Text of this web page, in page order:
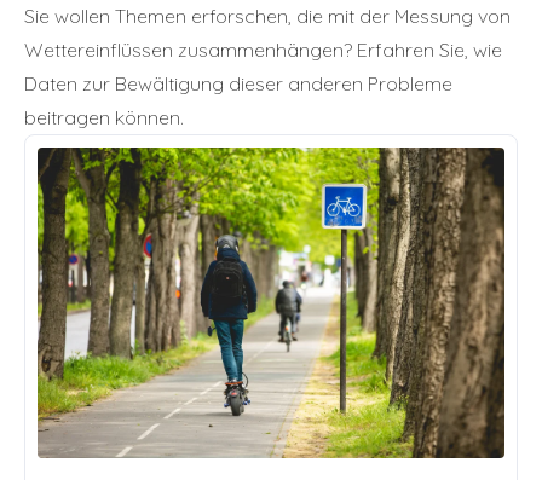
Sie wollen Themen erforschen, die mit der Messung von
Wettereinflüssen zusammenhängen? Erfahren Sie, wie
Daten zur Bewältigung dieser anderen Probleme
beitragen können.